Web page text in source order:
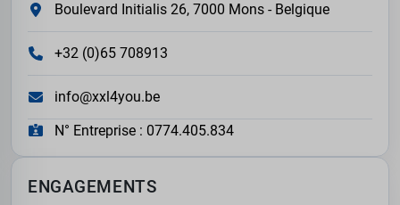
Boulevard Initialis 26, 7000 Mons - Belgique
+32 (0)65 708913
info@xxl4you.be
N° Entreprise : 0774.405.834
ENGAGEMENTS